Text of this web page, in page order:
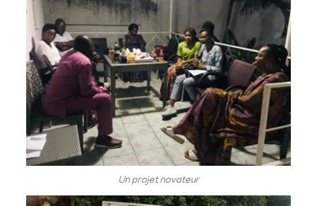
Un projet novateur